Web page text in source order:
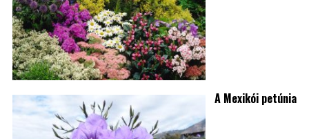
A Mexikói petúnia